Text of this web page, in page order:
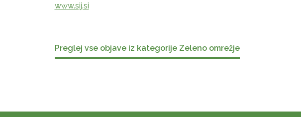
www.sij.si
Preglej vse objave iz kategorije Zeleno omrežje